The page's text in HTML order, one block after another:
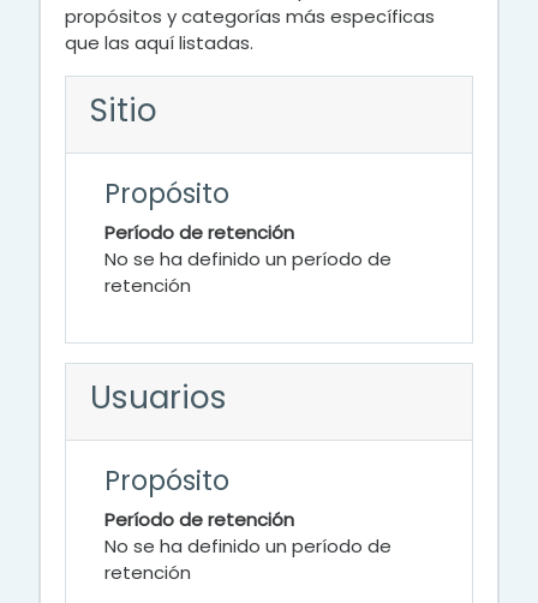
propósitos y categorías más específicas
que las aquí listadas.
Sitio
Propósito
Período de retención
No se ha definido un período de
retención
Usuarios
Propósito
Período de retención
No se ha definido un período de
retención